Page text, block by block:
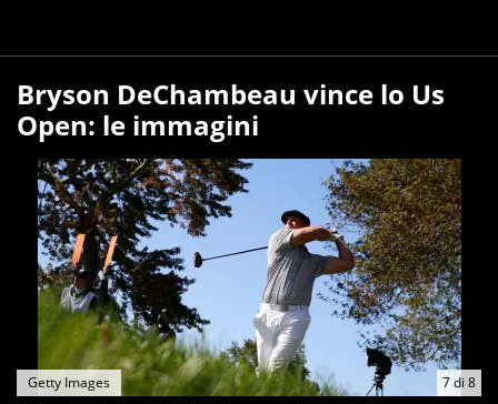
Bryson DeChambeau vince lo Us
Open: le immagini
7di 8
Getty Images